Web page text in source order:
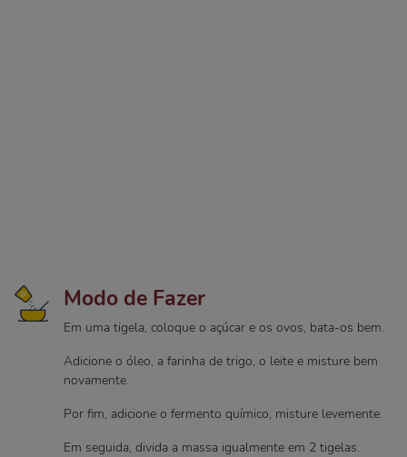
Modo de Fazer
Em uma tigela, coloque o açúcar e os ovos, bata-os bem.
Adicione o óleo, a farinha de trigo, o leite e misture bem
novamente.
Por fim, adicione o fermento químico, misture levemente.
Em seguida, divida a massa igualmente em 2 tigelas.